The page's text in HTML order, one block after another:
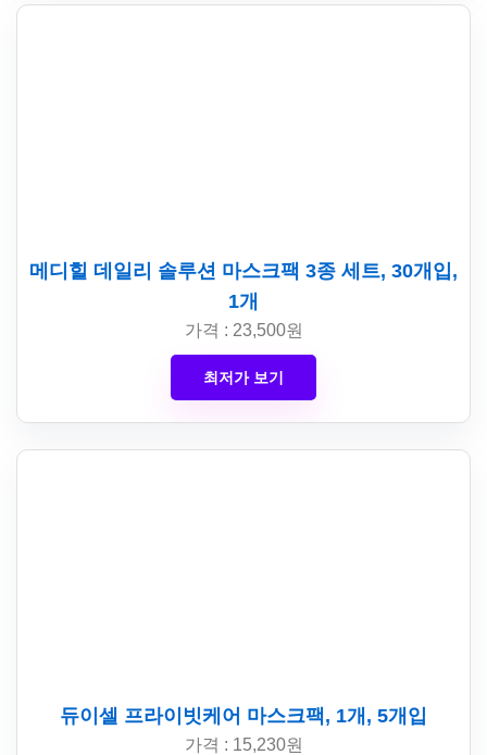
메디힐 데일리 솔루션 마스크팩 3종 세트, 30개입,
1개
가격 : 23,500원
최저가 보기
듀이셀 프라이빗케어 마스크팩, 1개, 5개입
가격 : 15,230원